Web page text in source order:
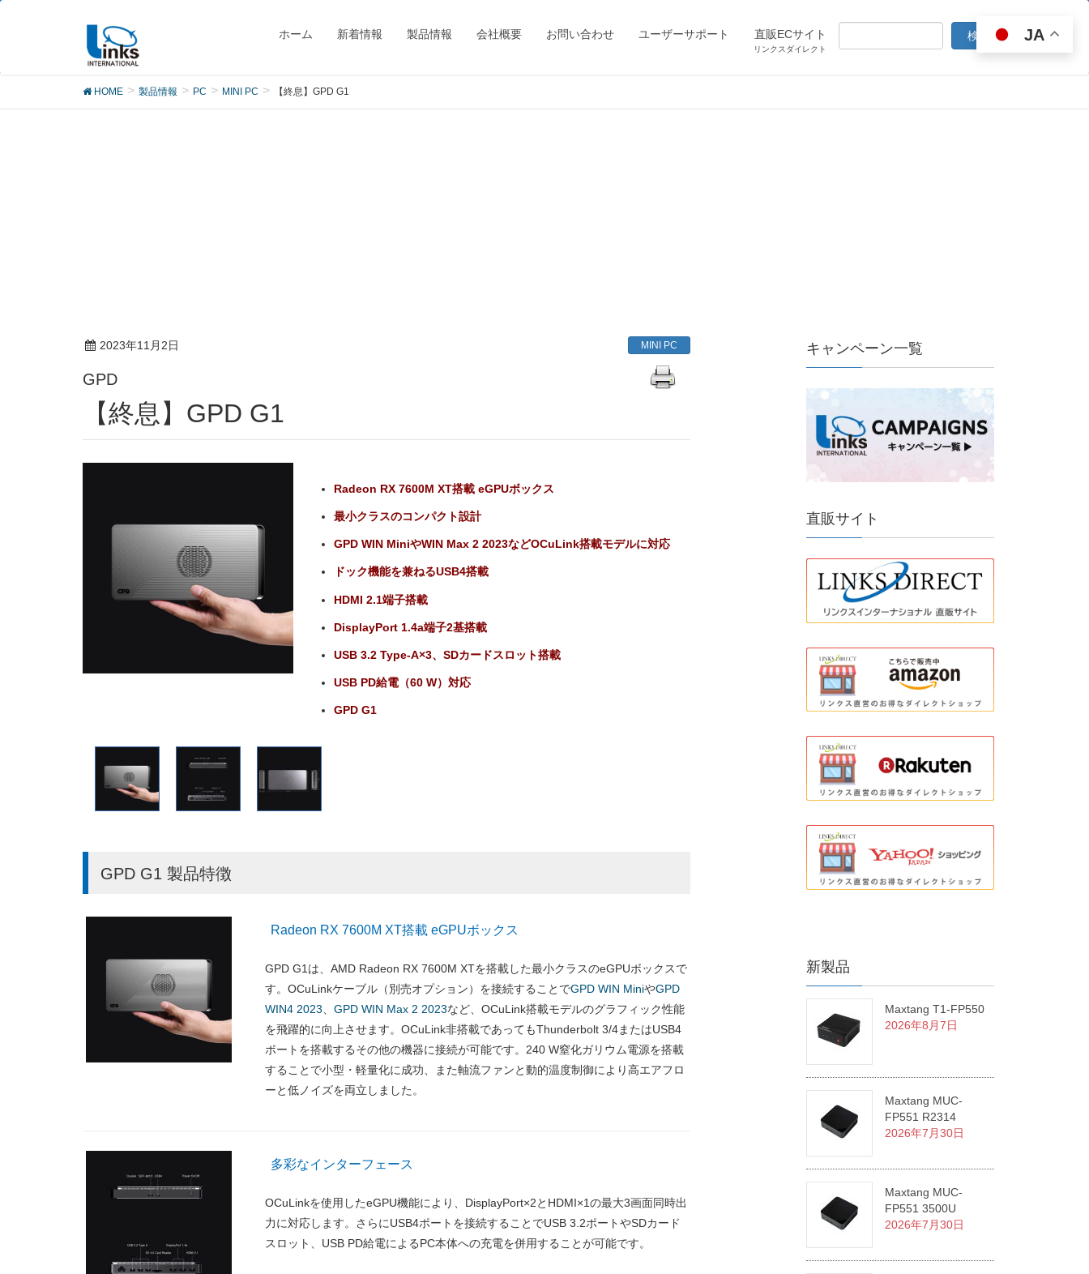
ホーム 新着情報 製品情報 会社概要 お問い合わせ ユーザーサポート 直販ECサイト
リンクスダイレクト
製品
HOME 製品情報 PC MINI PC 【終息】GPD G1
2023年11月2日 MINI PC
GPD
【終息】GPD G1
Radeon RX 7600M XT搭載 eGPUボックス
最小クラスのコンパクト設計
GPD WIN MiniやWIN Max 2 2023などOCuLink搭載モデルに対応
ドック機能を兼ねるUSB4搭載
HDMI 2.1端子搭載
DisplayPort 1.4a端子2基搭載
USB 3.2 Type-A×3、SDカードスロット搭載
USB PD給電（60 W）対応
GPD G1
GPD G1 製品特徴
Radeon RX 7600M XT搭載 eGPUボックス
GPD G1は、AMD Radeon RX 7600M XTを搭載した最小クラスのeGPUボックスで
す。OCuLinkケーブル（別売オプション）を接続することでGPD WIN MiniやGPD
WIN4 2023
GPD WIN Max 2 2023など、OCuLink搭載モデルのグラフィック性能
を飛躍的に向上させます。OCuLink非搭載であってもThunderbolt 3/4またはUSB4
ポートを搭載するその他の機器に接続が可能です。240 W窒化ガリウム電源を搭載
することで小型・軽量化に成功、また軸流ファンと動的温度制御により高エアフロ
ーと低ノイズを両立しました。
多彩なインターフェース
OCuLinkを使用したeGPU機能により、DisplayPort×2とHDMI×1の最大3画面同時出
力に対応します。さらにUSB4ポートを接続することでUSB 3.2ポートやSDカード
スロット、USB PD給電によるPC本体への充電を併用することが可能です。
キャンペーン一覧
直販サイト
新製品
Maxtang T1-FP550
2026年8月7日
Maxtang MUC-
FP551 R2314
2026年7月30日
Maxtang MUC-
FP551 3500U
2026年7月30日
JA